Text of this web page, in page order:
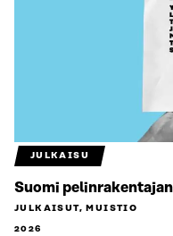
JULKAISU
Suomi
JULKAISUT, MUISTIO
2026